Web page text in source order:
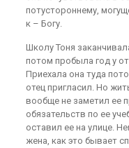
потустороннему,
к – Богу.
Школу Тоня
потом пробыла год у
Приехала она туда
отец пригласил. Но
вообще не заметил ее
обязательств по ее
оставил ее на улице.
жена, как это бывает